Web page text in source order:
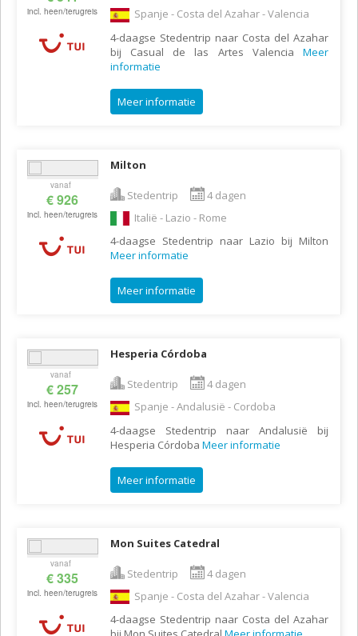
incl. heen/terugreis
Spanje - Costa del Azahar - Valencia
4-daagse Stedentrip naar Costa del Azahar
bij Casual de las Artes Valencia Meer
informatie
Meer informatie
vanaf
€ 926
incl. heen/terugreis
Milton
Stedentrip
4 dagen
Italië - Lazio - Rome
4-daagse Stedentrip naar Lazio bij Milton
Meer informatie
Meer informatie
vanaf
€ 257
incl. heen/terugreis
Hesperia Córdoba
Stedentrip
4 dagen
Spanje - Andalusië - Cordoba
4-daagse Stedentrip naar Andalusië bij
Hesperia Córdoba Meer informatie
Meer informatie
vanaf
€ 335
incl. heen/terugreis
Mon Suites Catedral
Stedentrip
4 dagen
Spanje - Costa del Azahar - Valencia
4-daagse Stedentrip naar Costa del Azahar